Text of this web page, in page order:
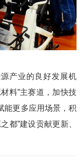
产业的良好发展机
料”主赛道，加快技
能更多应用场景，积
都”建设贡献更新、